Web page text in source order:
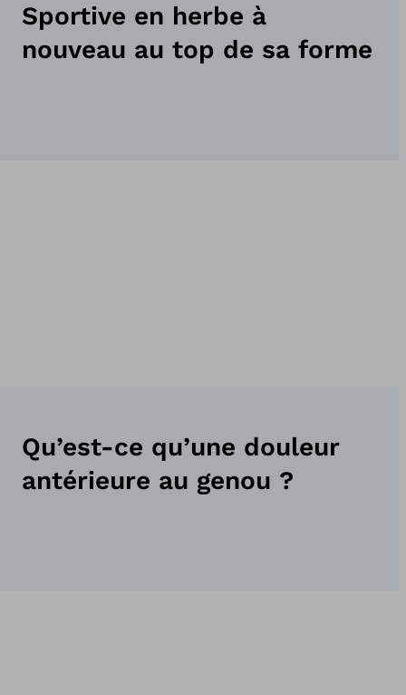
Sportive en herbe à
nouveau au top de sa forme
Qu’est-ce qu’une douleur
antérieure au genou ?